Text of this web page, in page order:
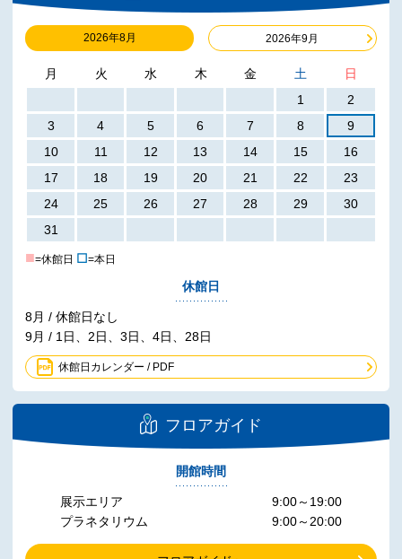
2026年8月 2026年9月
月 火 水 木 金 土
日
1
2
3
4 5 6 7 8
9
10
11 12 13 14 15
16
17
18 19 20 21 22
23
24
25 26 27 28 29
30
31
■=休館日 ☐=本日
休館日
8月 / 休館日なし
9月 / 1日、2日、3日、4日、28日
休館日カレンダー / PDF
フロアガイド
開館時間
展示エリア
プラネタリウム
9:00～19:00
9:00～20:00